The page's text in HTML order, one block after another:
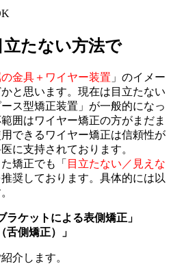
たない方法で
金具＋ワイヤー装置 」のイメー
と思います。現在は目立たない
ス型矯正装置」が一般的になっ
囲はワイヤー矯正の方がまだま
できるワイヤー矯正は信頼性が
に支持されております。
矯正でも「 目立たない／見えな
奨しております。具体的には以
ラケットによる表側矯正」
舌側矯正）」
介します。